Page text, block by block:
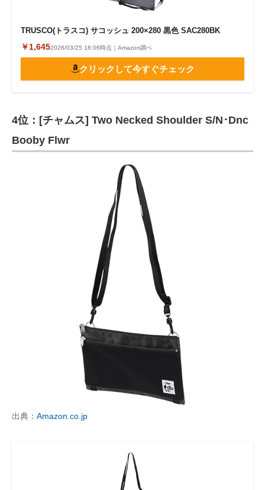
TRUSCO(トラスコ) サコッシュ 200×280 黒色 SAC280BK
￥1,6452026/03/25 18:06時点｜Amazon調べ
クリックして今すぐチェック
4位：[チャムス] Two Necked Shoulder S/N･Dnc
Booby Flwr
出典： Amazon.co.jp